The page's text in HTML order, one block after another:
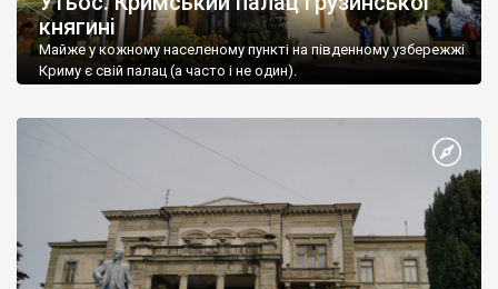
княгині
Майже у кожному населеному пункті на південному узбережжі
Криму є свій палац (а часто і не один).